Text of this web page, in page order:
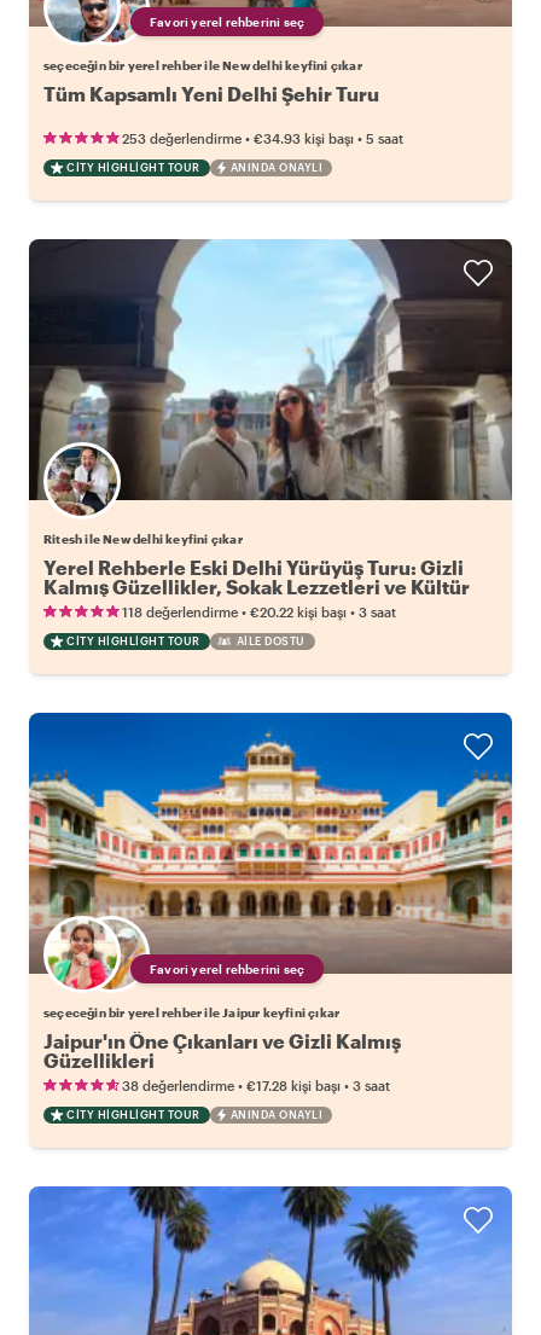
Favori yerel rehberini seç
seçeceğin bir yerel rehber ile New delhi keyfini çıkar
Tüm Kapsamlı Yeni Delhi Şehir Turu
253 değerlendirme • €34.93 kişi başı • 5 saat
CITY HIGHLIGHT TOUR ANINDA ONAYLI
Ritesh ile New delhi keyfini çıkar
Yerel Rehberle Eski Delhi Yürüyüş Turu: Gizli
Kalmış Güzellikler, Sokak Lezzetleri ve Kültür
118 değerlendirme • €20.22 kişi başı • 3 saat
CITY HIGHLIGHT TOUR AILE DOSTU
Favori yerel rehberini seç
seçeceğin bir yerel rehber ile Jaipur keyfini çıkar
Jaipur'ın Öne Çıkanları ve Gizli Kalmış
Güzellikleri
38 değerlendirme • €17.28 kişi başı • 3 saat
CITY HIGHLIGHT TOUR ANINDA ONAYLI